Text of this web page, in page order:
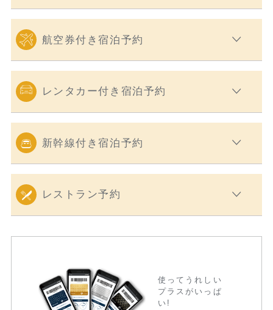
航空券付き宿泊予約
レンタカー付き宿泊予約
新幹線付き宿泊予約
レストラン予約
使ってうれしい
プラスがいっぱ
い!